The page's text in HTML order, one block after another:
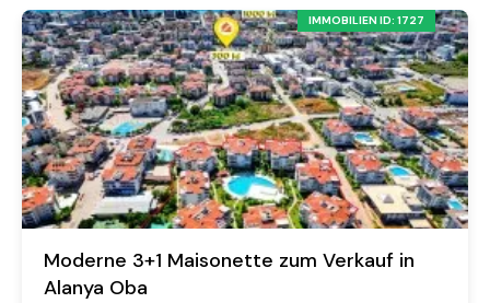
IMMOBILIEN ID: 1727
Moderne 3+1 Maisonette zum Verkauf in
Alanya Oba